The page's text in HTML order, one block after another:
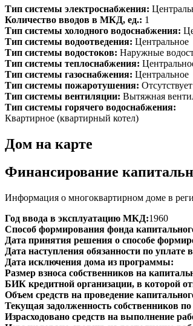
Тип системы электроснабжения:
Количество вводов в МКД, ед.: 1
Тип системы холодного водоснабжения:
Тип системы водоотведения: Центральное
Тип системы водостоков: Наружные
Тип системы теплоснабжения:
Тип системы газоснабжения: Центральное
Тип системы пожаротушения: Отсутствует
Тип системы вентиляции: Вытяжная
Тип системы горячего водоснабжения:
Квартирное (квартирный котел)
Дом на карте
Финансирование
Информация о многоквартирном доме в
Год ввода в эксплуатацию МКД:1960
Способ формирования фонда
Дата принятия решения о способе
Дата наступления обязанности по уплате
Дата исключения дома из программы:
Размер взноса собственников на
БИК кредитной организации, в которой
Объем средств на проведение
Текущая задолженность собственников
Израсходовано средств на выполнение